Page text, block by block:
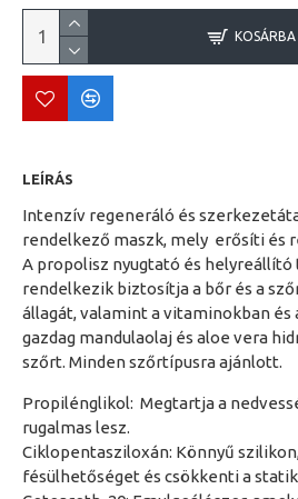
LEÍRÁS
Intenzív regeneráló és
rendelkező maszk, mely erősíti és
A propolisz nyugtató és helyreállító
rendelkezik biztosítja a bőr és a
állagát, valamint a vitaminokban és
gazdag mandulaolaj és aloe vera
szőrt. Minden szőrtípusra ajánlott.
Propilénglikol: Megtartja a
rugalmas lesz.
Ciklopentasziloxán: Könnyű
fésülhetőséget és csökkenti a